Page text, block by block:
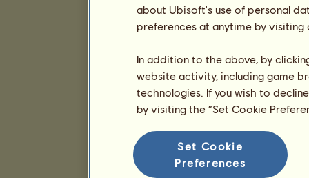
about Ubisoft's use of personal
preferences at anytime by
In addition to the above, by
website activity, including game
technologies. If you wish to
by visiting the “Set Cookie
Set Cookie
Preferences